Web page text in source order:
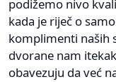
podižemo nivo
kada je riječ o
komplimenti naših
dvorane nam
obavezuju da već